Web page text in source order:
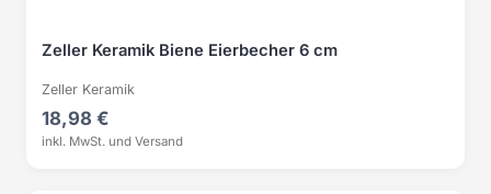
Zeller Keramik Biene Eierbecher 6 cm
Zeller Keramik
18,98 €
inkl. MwSt. und Versand